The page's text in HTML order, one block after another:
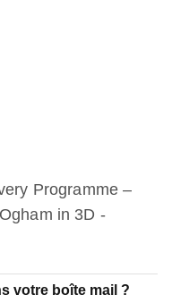
Programme –
in 3D -
votre boîte mail ?